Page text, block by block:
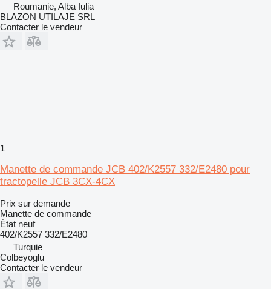
Roumanie, Alba Iulia
BLAZON UTILAJE SRL
Contacter le vendeur
1
Manette de commande JCB 402/K2557 332/E2480 pour
tractopelle JCB 3CX-4CX
Prix sur demande
Manette de commande
État neuf
402/K2557 332/E2480
Turquie
Colbeyoglu
Contacter le vendeur